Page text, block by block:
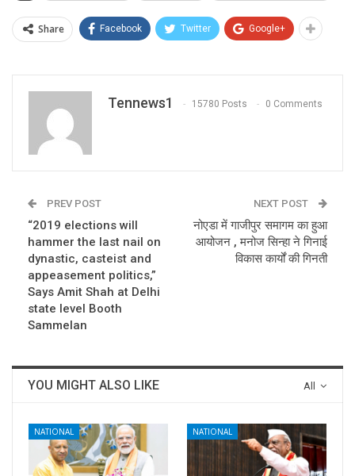
Share Facebook Twitter Google+
Tennews1 15780 Posts 0 Comments
PREV POST
“2019 elections will
hammer the last nail on
dynastic, casteist and
appeasement politics,”
Says Amit Shah at Delhi
state level Booth
Sammelan
NEXT POST
नोएडा में गाजीपुर समागम का हुआ
आयोजन , मनोज सिन्हा ने गिनाई
विकास कार्यों की गिनती
All
YOU MIGHT ALSO LIKE
NATIONAL NATIONAL